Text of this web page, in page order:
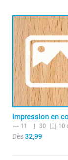
Impression en
11 30 10
Dès32,99